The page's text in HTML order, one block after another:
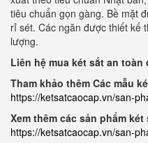
tiêu chuẩn gọn gàng. Bề mặt
rỉ sét. Các ngăn được thiết kế
lượng.
Liên hệ mua két sắt an toàn
Tham khảo thêm Các mẫu
https://ketsatcaocap.vn/san-
Xem thêm các sản phẩm
https://ketsatcaocap.vn/san-